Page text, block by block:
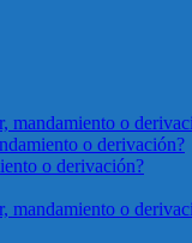
mandamiento o
o derivación?
o derivación?
mandamiento o